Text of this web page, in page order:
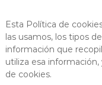
Esta Política de
las usamos, los tipos
información que
utiliza esa
de cookies.